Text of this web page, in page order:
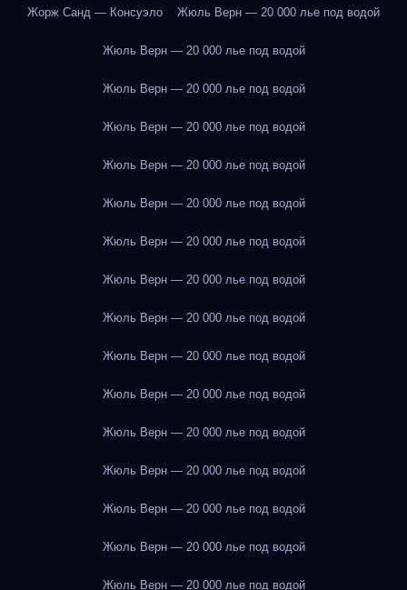
Жорж Санд — Консуэло Жюль Верн — 20 000 лье под водой
Жюль Верн — 20 000 лье под водой
Жюль Верн — 20 000 лье под водой
Жюль Верн — 20 000 лье под водой
Жюль Верн — 20 000 лье под водой
Жюль Верн — 20 000 лье под водой
Жюль Верн — 20 000 лье под водой
Жюль Верн — 20 000 лье под водой
Жюль Верн — 20 000 лье под водой
Жюль Верн — 20 000 лье под водой
Жюль Верн — 20 000 лье под водой
Жюль Верн — 20 000 лье под водой
Жюль Верн — 20 000 лье под водой
Жюль Верн — 20 000 лье под водой
Жюль Верн — 20 000 лье под водой
Жюль Верн — 20 000 лье под водой